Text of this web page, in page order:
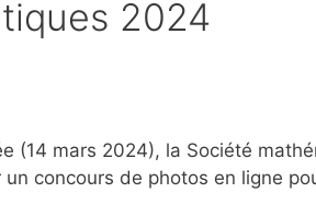
2024
(14 mars 2024), la Société
concours de photos en ligne